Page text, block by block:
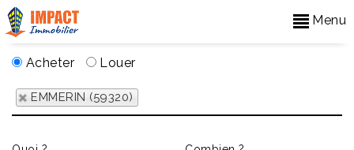
Menu
Acheter Louer
EMMERIN (59320)